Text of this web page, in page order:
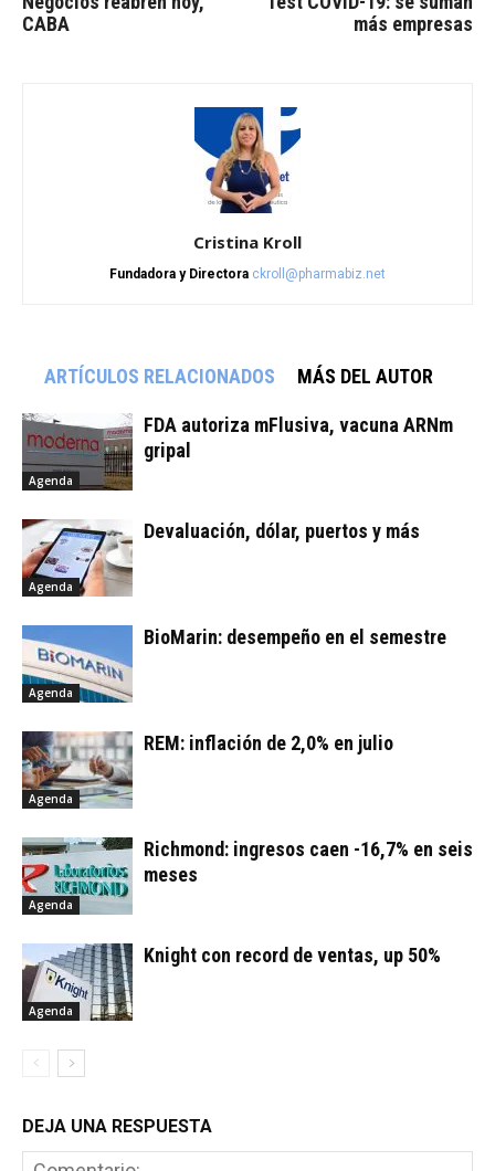
CABA
más empresas
Cristina Kroll
Fundadora y Directora ckroll@pharmabiz.net
ARTÍCULOS RELACIONADOS MÁS DEL AUTOR
Agenda
FDA autoriza mFlusiva, vacuna ARNm
gripal
Agenda
Devaluación, dólar, puertos y más
Agenda
BioMarin: desempeño en el semestre
Agenda
REM: inflación de 2,0% en julio
Agenda
Richmond: ingresos caen -16,7% en seis
meses
Agenda
Knight con record de ventas, up 50%
DEJA UNA RESPUESTA